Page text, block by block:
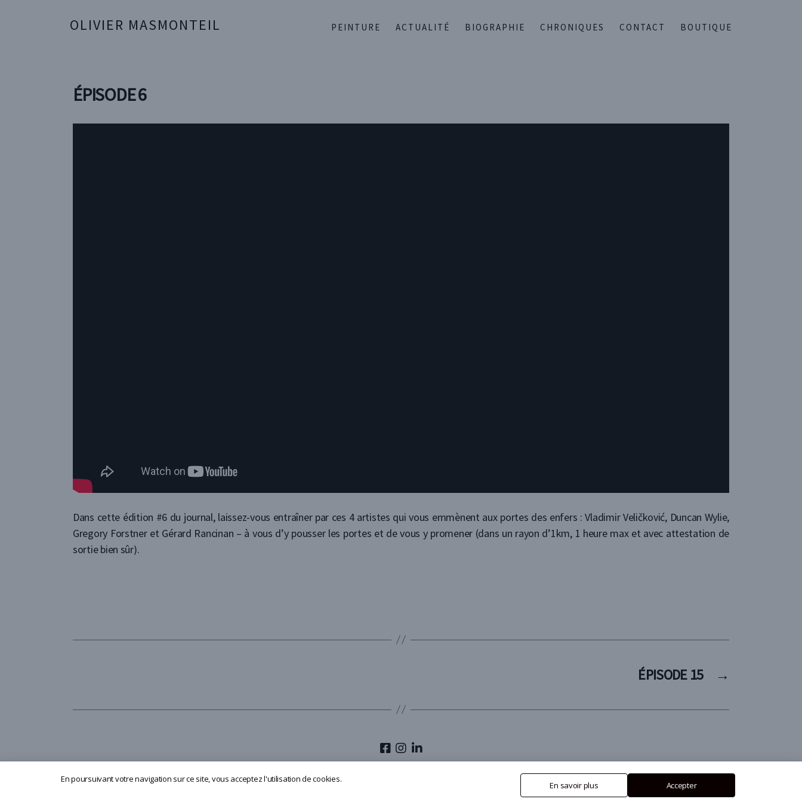
OLIVIER MASMONTEIL PEINTURE ACTUALITÉ BIOGRAPHIE CHRONIQUES CONTACT BOUTIQUE
ÉPISODE 6
Dans cette édition #6 du journal, laissez-vous entraîner par ces 4 artistes qui vous emmènent aux portes des enfers : Vladimir Veličković, Duncan Wylie,
Gregory Forstner et Gérard Rancinan – à vous d’y pousser les portes et de vous y promener (dans un rayon d’1km, 1 heure max et avec attestation de
sortie bien sûr).
→
ÉPISODE 15
En poursuivant votre navigation sur ce site, vous acceptez l'utilisation de cookies.
En savoir plus Accepter